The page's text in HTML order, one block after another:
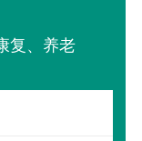
复、养老